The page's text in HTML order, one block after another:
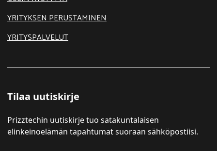
YRITYKSEN PERUSTAMINEN
YRITYSPALVELUT
Tilaa uutiskirje
Prizztechin uutiskirje tuo satakuntalaisen
elinkeinoelämän tapahtumat suoraan sähköpostiisi.